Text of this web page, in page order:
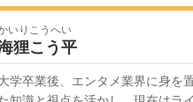
いりこうへい
狸こう平
学卒業後、エンタメ業界に身を